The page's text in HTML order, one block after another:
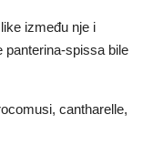
između nje i
spissa bile
cantharelle,